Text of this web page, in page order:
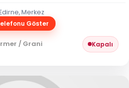
Merkez
Göster
/ Granit Kapalı